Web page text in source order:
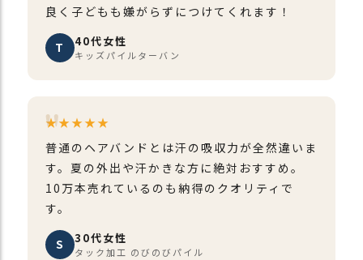
良く子どもも嫌がらずにつけてくれます！
T 40代女性
キッズパイルターバン
★★★★★
普通のヘアバンドとは汗の吸収力が全然違いま
す。夏の外出や汗かきな方に絶対おすすめ。
10万本売れているのも納得のクオリティで
す。
S 30代女性
タック加工 のびのびパイル